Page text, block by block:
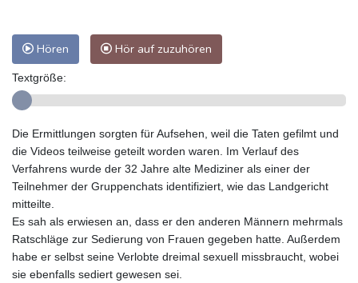
Hören Hör auf zuzuhören
Textgröße:
Die Ermittlungen sorgten für Aufsehen, weil die Taten gefilmt und
die Videos teilweise geteilt worden waren. Im Verlauf des
Verfahrens wurde der 32 Jahre alte Mediziner als einer der
Teilnehmer der Gruppenchats identifiziert, wie das Landgericht
mitteilte.
Es sah als erwiesen an, dass er den anderen Männern mehrmals
Ratschläge zur Sedierung von Frauen gegeben hatte. Außerdem
habe er selbst seine Verlobte dreimal sexuell missbraucht, wobei
sie ebenfalls sediert gewesen sei.